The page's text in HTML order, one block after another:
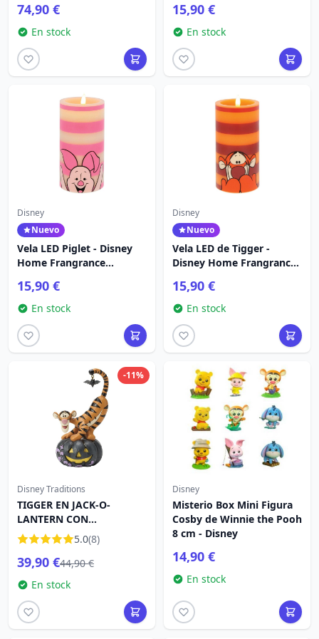
74,90 €
En stock
15,90 €
En stock
Disney
Nuevo
Vela LED Piglet - Disney
Home Frangrance
15,90 €
En stock
Disney
Nuevo
Vela LED de Tigger -
Disney Home Frangrance
15,90 €
En stock
-11%
Disney Traditions
TIGGER EN JACK-O-
LANTERN CON
MURCIÉLAGO - DISNEY
TRADITIONS
5.0(8)
39,90 €44,90 €
En stock
Disney
Misterio Box Mini Figura
Cosby de Winnie the Pooh
8 cm - Disney
14,90 €
En stock